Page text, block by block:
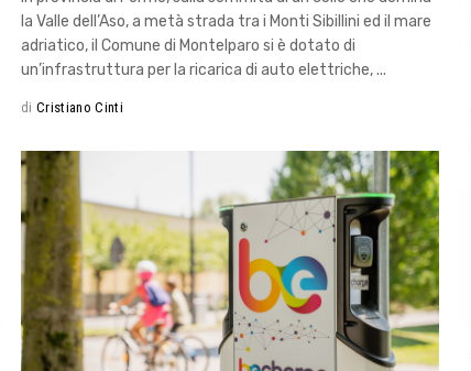
la Valle dell’Aso, a metà strada tra i Monti Sibillini ed il mare
adriatico, il Comune di Montelparo si è dotato di
un’infrastruttura per la ricarica di auto elettriche,
di Cristiano Cinti